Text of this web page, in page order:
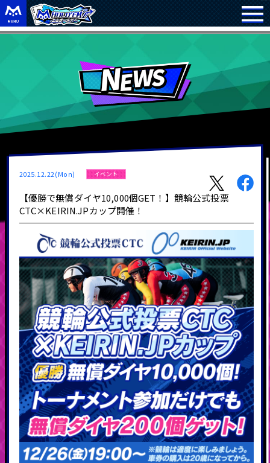
2025.12.22(Mon) イベント
【優勝で無償ダイヤ10,000個GET！】競輪公式投票
CTC×KEIRIN.JPカップ開催！